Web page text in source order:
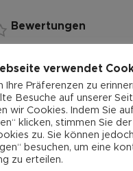
0
0
0
0
Bewertungen
verwendet
Ihre Präferenzen zu
Besuche auf unserer
wir Cookies. Indem Sie
klicken, stimmen Sie
zu. Sie können
besuchen, um eine
zu erteilen.